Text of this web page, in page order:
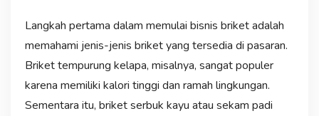
Langkah pertama dalam memulai bisnis briket adalah
memahami jenis-jenis briket yang tersedia di pasaran.
Briket tempurung kelapa, misalnya, sangat populer
karena memiliki kalori tinggi dan ramah lingkungan.
Sementara itu, briket serbuk kayu atau sekam padi